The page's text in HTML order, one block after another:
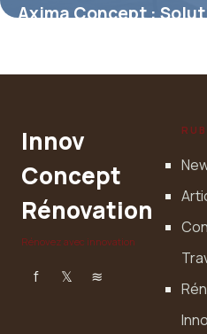
Axima Concept :
Innov
Concept
Rénovation
Rénovez avec innovation
f 𝕏 ≋